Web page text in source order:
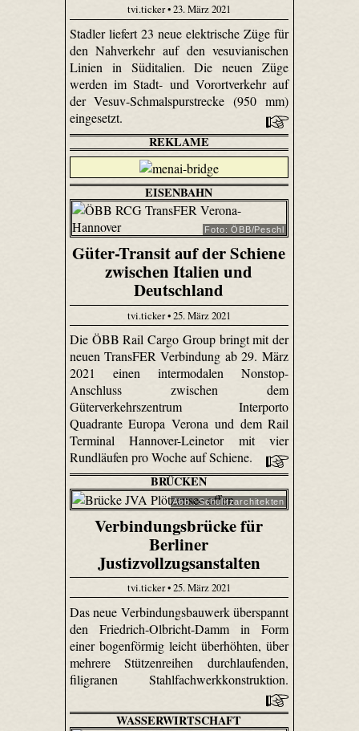
tvi.ticker • 23. März 2021
Stadler liefert 23 neue elektrische Züge für
den Nahverkehr auf den vesuvianischen
Linien in Süditalien. Die neuen Züge
werden im Stadt- und Vorortverkehr auf
der Vesuv-Schmalspurstrecke (950 mm)
eingesetzt.
REKLAME
EISENBAHN
Foto: ÖBB/Peschl
Güter-Transit auf der Schiene
zwischen Italien und
Deutschland
tvi.ticker • 25. März 2021
Die ÖBB Rail Cargo Group bringt mit der
neuen TransFER Verbindung ab 29. März
2021 einen intermodalen Nonstop-
Anschluss zwischen dem
Güterverkehrszentrum Interporto
Quadrante Europa Verona und dem Rail
Terminal Hannover-Leinetor mit vier
Rundläufen pro Woche auf Schiene.
BRÜCKEN
Abb.: Schulitzarchitekten
Verbindungsbrücke für
Berliner
Justizvollzugsanstalten
tvi.ticker • 25. März 2021
Das neue Verbindungsbauwerk überspannt
den Friedrich-Olbricht-Damm in Form
einer bogenförmig leicht überhöhten, über
mehrere Stützenreihen durchlaufenden,
filigranen Stahlfachwerkkonstruktion.
WASSERWIRTSCHAFT